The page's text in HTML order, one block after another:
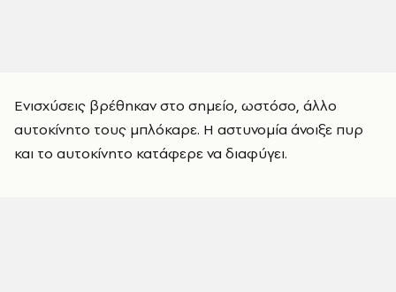
Ενισχύσεις βρέθηκαν στο σημείο, ωστόσο, άλλο
αυτοκίνητο τους μπλόκαρε. Η αστυνομία άνοιξε πυρ
και το αυτοκίνητο κατάφερε να διαφύγει.